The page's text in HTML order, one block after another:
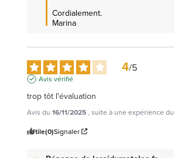
Cordialement.
Marina
4/5
Avis vérifié
trop tôt l'évaluation
Avis du 16/11/2025, suite à une expérience du
Utile(0)Signaler